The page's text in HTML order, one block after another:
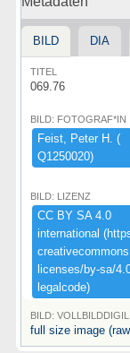
BILD DIA
TITEL
069.76
BILD: FOTOGRAF*IN
Feist,​ ​Peter ​H.​ ​(​
Q1250020)​
BILD: LIZENZ
CC ​BY ​SA ​4.​0 ​
international
licenses/​by-​sa/​
legalcode)​
BILD:
full size image